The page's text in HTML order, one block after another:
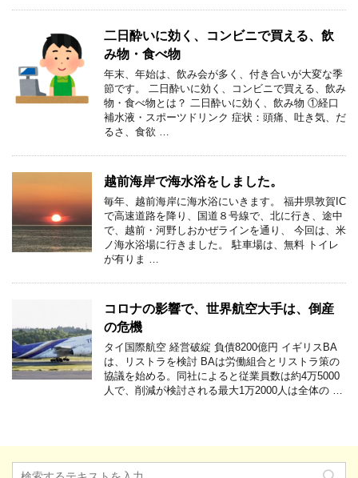
二日酔いに効く、コンビニで買える、飲
み物・食べ物
年末、年始は、飲み会が多く、付き合いが大変な季
節です。 二日酔いに効く、コンビニで買える、飲み
物・食べ物とは？ 二日酔いに効く、飲み物 ①経口
補水液・スポーツドリンク 症状：頭痛、吐き気、だ
るさ、食欲 …
越前海岸で海水浴をしました。
毎年、越前海岸に海水浴にいきます。 福井県敦賀IC
で高速道路を降り、国道８号線で、北に行き、途中
で、越前・河野しおかぜラインを通り、 今回は、米
ノ海水浴場に行きました。 駐車場は、無料 トイレ
が有りま …
コロナの影響で、世界航空大手は、倒産
の危機
タイ国際航空 経営破綻 負債8200億円 イギリスBA
は、リストラを検討 BAは労働組合とリストラ策の
協議を始める。同社によると従業員数は約4万5000
人で、削減が検討される最大1万2000人は全体の …